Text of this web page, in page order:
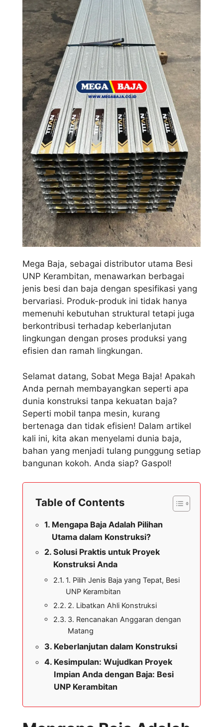
Mega Baja, sebagai distributor utama Besi
UNP Kerambitan, menawarkan berbagai
jenis besi dan baja dengan spesifikasi yang
bervariasi. Produk-produk ini tidak hanya
memenuhi kebutuhan struktural tetapi juga
berkontribusi terhadap keberlanjutan
lingkungan dengan proses produksi yang
efisien dan ramah lingkungan.
Selamat datang, Sobat Mega Baja! Apakah
Anda pernah membayangkan seperti apa
dunia konstruksi tanpa kekuatan baja?
Seperti mobil tanpa mesin, kurang
bertenaga dan tidak efisien! Dalam artikel
kali ini, kita akan menyelami dunia baja,
bahan yang menjadi tulang punggung setiap
bangunan kokoh. Anda siap? Gaspol!
Table of Contents
Mengapa Baja Adalah Pilihan
Utama dalam Konstruksi?
Solusi Praktis untuk Proyek
Konstruksi Anda
1. Pilih Jenis Baja yang Tepat, Besi
UNP Kerambitan
2. Libatkan Ahli Konstruksi
3. Rencanakan Anggaran dengan
Matang
Keberlanjutan dalam Konstruksi
Kesimpulan: Wujudkan Proyek
Impian Anda dengan Baja: Besi
UNP Kerambitan